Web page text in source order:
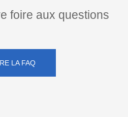
foire aux questions
LA FAQ